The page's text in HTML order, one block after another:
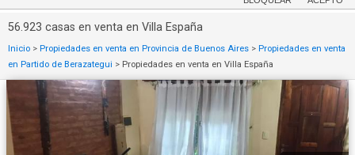
56.923 casas en venta en Villa España
Inicio > Propiedades en venta en Provincia de Buenos Aires > Propiedades en venta
en Partido de Berazategui > Propiedades en venta en Villa España